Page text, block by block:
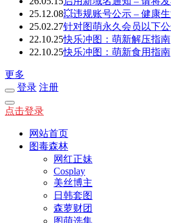
25.12.08💥违规账号公示 – 健康
25.02.27针对图萌永久会员以下
22.10.25快乐冲图：萌新解压指南
22.10.25快乐冲图：萌新食用指南
更多
登录 注册
点击登录
网站首页
图毒森林
网红正妹
Cosplay
美丝博主
日韩套图
森萝财团
图萌选集